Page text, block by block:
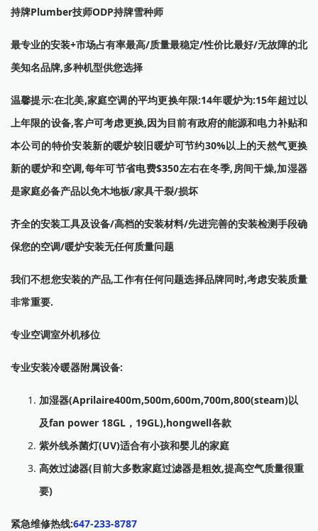
持牌Plumber技师ODP持牌雪种师
最专业的安装+市场占有率最高/质量最稳定/性价比最好/无故障的北
美知名品牌,多种机型供您选择
温馨提示:在北美,家庭空调的平均更换年限:14年暖炉为:15年超过以
上年限的设备,客户可考虑更换,因为目前有政府的能源和电力补贴和
本公司的特价安装新的暖炉较旧暖炉可节约30%以上的天然气更换
新的暖炉和空调,每年可节省电费$350左右在冬季,房间干燥,加湿器
是家庭必备产品以免木地板/家具干裂/损坏
齐全的安装工具及设备/高档的安装材料/先进完善的安装检测手段确
保您的空调/暖炉安装无任何质量问题
我们不想您安装的产品,工作有任何问题选择品牌同时,考虑安装质量
非常重要.
专业空调室外机移位
专业安装冷暖器附属设备:
加湿器(Aprilaire400m,500m,600m,700m,800(steam)以
及fan power 18GL，19GL),hongwell各款
紫外线杀菌灯(UV)适合有小孩和婴儿的家庭
高效过滤器(目前大多数家庭过滤器是粗效,提高空气质量很重
要)
紧急维修热线:647-233-8787